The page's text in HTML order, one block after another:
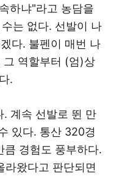
하냐"라고 농담을
는 없다. 선발이 나
다. 불펜이 매번 나
그 역할부터 (엄)상
.
계속 선발로 뛴 만
있다. 통산 320경
큼 경험도 풍부하다.
라왔다고 판단되면